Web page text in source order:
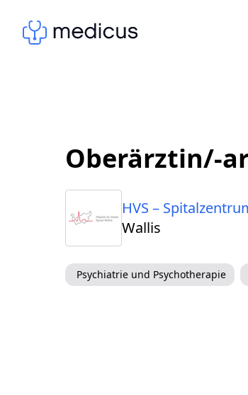
Oberärztin/-
HVS –
Wallis
Psychiatrie und Psychotherapie